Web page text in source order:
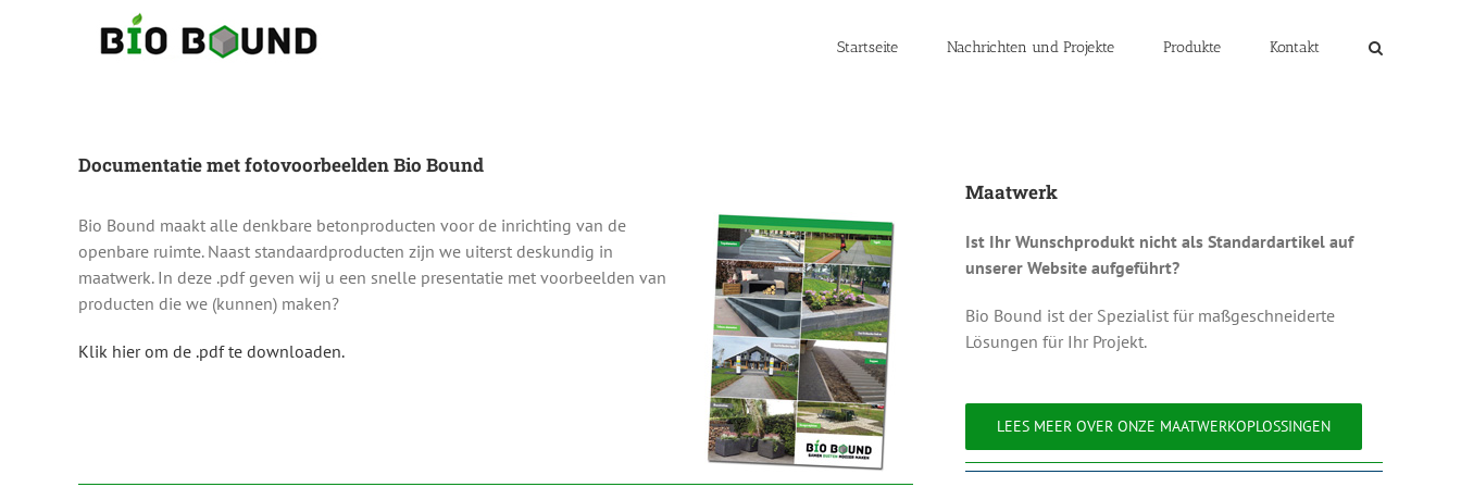
Startseite Nachrichten und Projekte Produkte Kontakt
Documentatie met fotovoorbeelden Bio Bound
Bio Bound maakt alle denkbare betonproducten voor de inrichting van de
openbare ruimte. Naast standaardproducten zijn we uiterst deskundig in
maatwerk. In deze .pdf geven wij u een snelle presentatie met voorbeelden van
producten die we (kunnen) maken?
Klik hier om de .pdf te downloaden.
Maatwerk
Ist Ihr Wunschprodukt nicht als Standardartikel auf
unserer Website aufgeführt?
Bio Bound ist der Spezialist für maßgeschneiderte
Lösungen für Ihr Projekt.
LEES MEER OVER ONZE MAATWERKOPLOSSINGEN